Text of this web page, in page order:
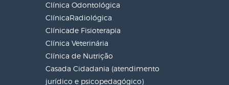
Clínica Odontológica
ClínicaRadiológica
Clínicade Fisioterapia
Clínica Veterinária
Clínica de Nutrição
Casada Cidadania (atendimento
jurídico e psicopedagógico)